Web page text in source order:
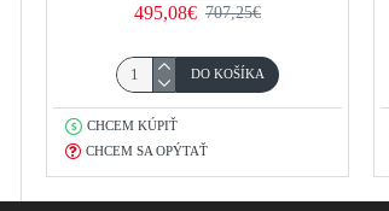
495,08€ 707,25€
DO KOŠÍKA
CHCEM KÚPIŤ
CHCEM SA OPÝTAŤ